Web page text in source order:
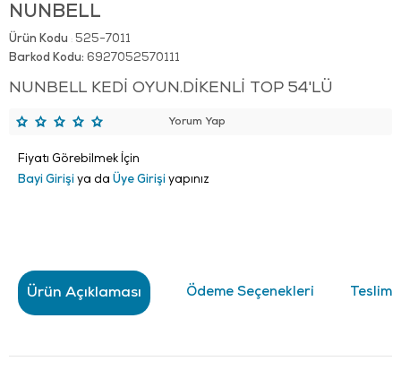
NUNBELL
Ürün Kodu : 525-7011
Barkod Kodu: 6927052570111
NUNBELL KEDİ OYUN.DİKENLİ TOP 54'LÜ
Yorum Yap
Fiyatı Görebilmek İçin
Bayi Girişi ya da Üye Girişi yapınız
Ürün Açıklaması Ödeme Seçenekleri